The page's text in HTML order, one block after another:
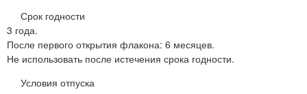
Срок годности
3 года.
После первого открытия флакона: 6 месяцев.
Не использовать после истечения срока годности.
Условия отпуска